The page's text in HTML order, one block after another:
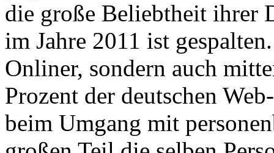
die große Beliebtheit ihrer
im Jahre 2011 ist
Onliner, sondern auch
Prozent der deutschen
beim Umgang mit